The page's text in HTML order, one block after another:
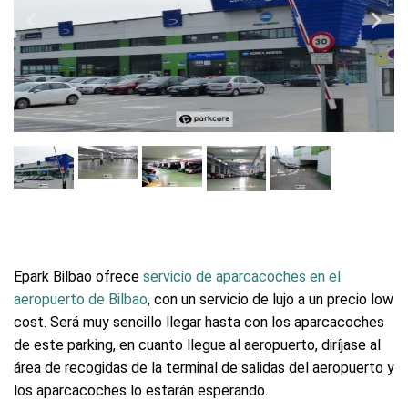
Epark Bilbao ofrece servicio de aparcacoches en el
aeropuerto de Bilbao, con un servicio de lujo a un precio low
cost. Será muy sencillo llegar hasta con los aparcacoches
de este parking, en cuanto llegue al aeropuerto, diríjase al
área de recogidas de la terminal de salidas del aeropuerto y
los aparcacoches lo estarán esperando.